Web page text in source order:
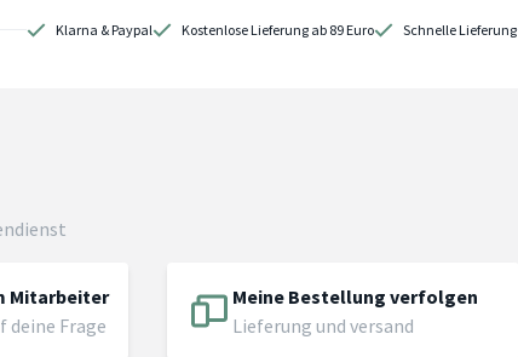
Klarna & Paypal Kostenlose Lieferung ab 89 Euro Schnelle Lieferung
Mitarbeiter
Frage
Meine Bestellung verfolgen
Lieferung und versand